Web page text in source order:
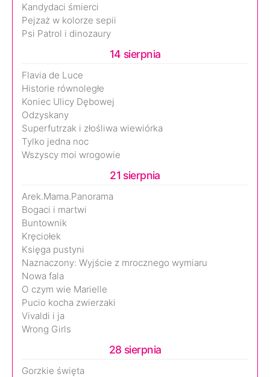
Kandydaci śmierci
Pejzaż w kolorze sepii
Psi Patrol i dinozaury
14 sierpnia
Flavia de Luce
Historie równoległe
Koniec Ulicy Dębowej
Odzyskany
Superfutrzak i złośliwa wiewiórka
Tylko jedna noc
Wszyscy moi wrogowie
21 sierpnia
Arek.Mama.Panorama
Bogaci i martwi
Buntownik
Kręciołek
Księga pustyni
Naznaczony: Wyjście z mrocznego wymiaru
Nowa fala
O czym wie Marielle
Pucio kocha zwierzaki
Vivaldi i ja
Wrong Girls
28 sierpnia
Gorzkie święta